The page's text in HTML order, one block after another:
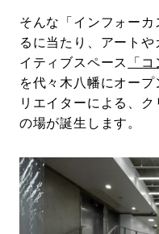
そんな「インフォー
るに当たり、アート
イティブスペース
「
を代々木八幡にオー
リエイターによる、
の場が誕生します。